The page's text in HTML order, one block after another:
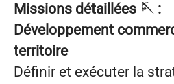
Missions détaillées 🪡 :
Développement
territoire
Définir et exécuter la